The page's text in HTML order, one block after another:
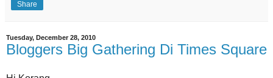
Share
Tuesday, December 28, 2010
Bloggers Big Gathering Di Times Square